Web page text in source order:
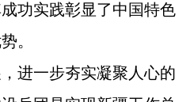
功实践彰显了中国特色
。
一步夯实凝聚人心的